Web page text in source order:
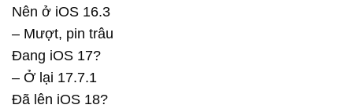
Nên ở iOS 16.3
– Mượt, pin trâu
Đang iOS 17?
– Ở lại 17.7.1
Đã lên iOS 18?